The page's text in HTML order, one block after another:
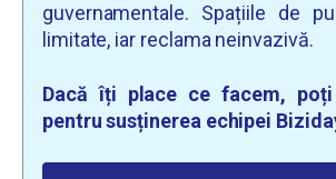
guvernamentale. Spațiile de
limitate, iar reclama neinvazivă.
Dacă îți place ce facem,
pentru susținerea echipei